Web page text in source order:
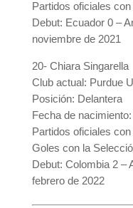
Partidos oficiales
Debut: Ecuador 0 –
noviembre de 2021
20- Chiara Singarella
Club actual: Purdue
Posición: Delantera
Fecha de
Partidos oficiales
Goles con la
Debut: Colombia 2 –
febrero de 2022